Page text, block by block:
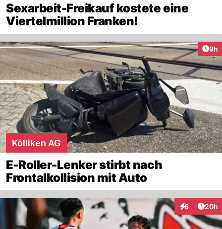
Sexarbeit-Freikauf kostete eine
Viertelmillion Franken!
9h
Kölliken AG
E-Roller-Lenker stirbt nach
Frontalkollision mit Auto
6
Interaktionen
20h